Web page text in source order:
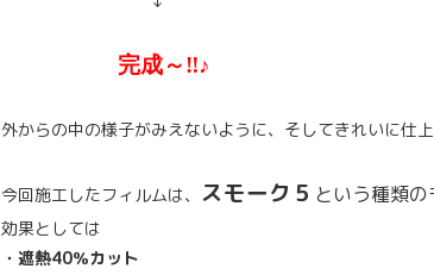
完成～‼♪
外からの中の様子がみえないように、そしてきれいに仕上
今回施工したフィルムは、 スモーク５ という種類の
効果としては
・遮熱40％カット